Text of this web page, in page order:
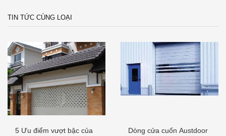
TIN TỨC CÙNG LOẠI
5 Ưu điểm vượt bậc của
Dòng cửa cuốn Austdoor